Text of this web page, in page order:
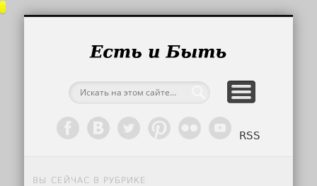
— еда и
RSS
ВЫ СЕЙЧАС В РУБРИКЕ